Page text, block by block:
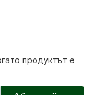
продуктът е